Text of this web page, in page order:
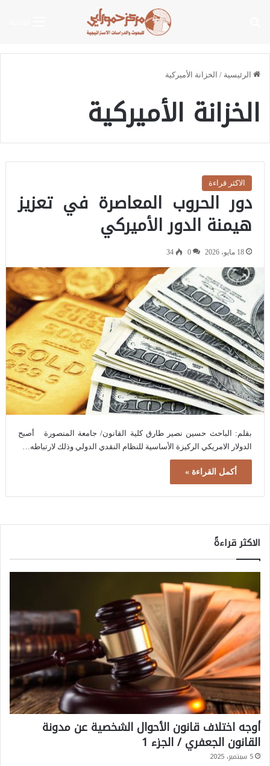
الرئيسية / الخزانة الأميركية
الخزانة الأميركية
الاكثر قراءة
دور الحروب المعاصرة في تعزيز
هيمنة الدور الأميركي
18 مايو، 2026 0
34
بقلم: الباحث حسين نصير طارق كلية القانون/ جامعة المنصورة أصبح
الدولار الامريكي الركيزة الأساسية للنظام النقدي الدولي وذلك لارتباطه…
أكمل القراءة »
الاكثر قراءةً
أوجه اختلاف قانون الأحوال الشخصية عن مدونة
القانون الجعفري / الجزء 1
5 سبتمبر، 2025